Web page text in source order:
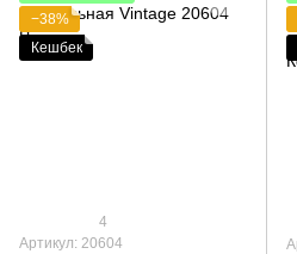
−38%
Кешбек
4
Артикул: 20604